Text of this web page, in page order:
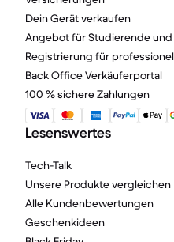
Dein Gerät verkaufen
Angebot für Studierende
Registrierung für
Back Office Verkäuferportal
100 % sichere Zahlungen
Lesenswertes
Tech-Talk
Unsere Produkte vergleichen
Alle Kundenbewertungen
Geschenkideen